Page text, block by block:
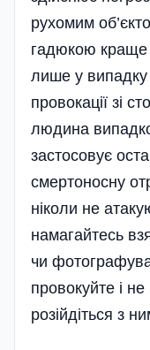
рухомим
гадюкою краще
лише у випадку
провокації зі
людина
застосовує
смертоносну
ніколи не
намагайтесь
чи
провокуйте і
розійдіться з